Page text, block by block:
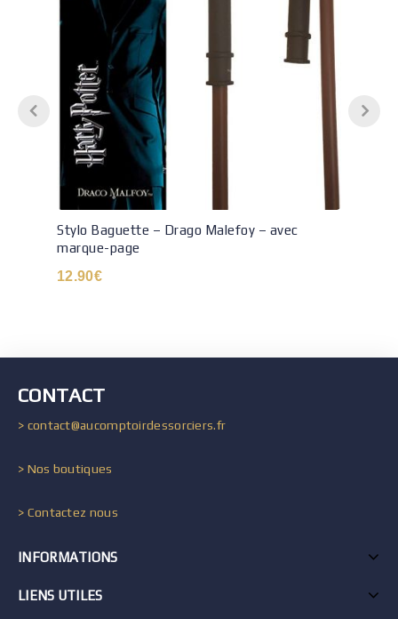
Stylo Baguette – Drago Malefoy – avec
marque-page
12.90€
CONTACT
> contact@aucomptoirdessorciers.fr
> Nos boutiques
> Contactez nous
INFORMATIONS
LIENS UTILES